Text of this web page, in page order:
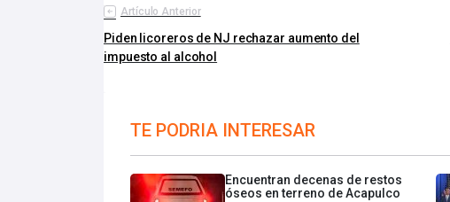
Artículo Anterior
Piden licoreros de NJ rechazar aumento del
impuesto al alcohol
TE PODRIA INTERESAR
Encuentran decenas de restos
óseos en terreno de Acapulco